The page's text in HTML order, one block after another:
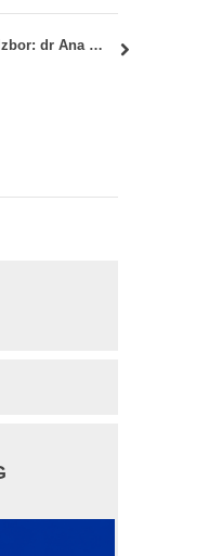
Izbor: dr Ana Radivojević, dipl.inž.arh.